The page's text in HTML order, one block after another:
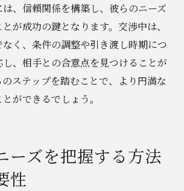
、信頼関係を構築し、彼らのニーズ
が成功の鍵となります。交渉中は、
く、条件の調整や引き渡し時期につ
、相手との合意点を見つけることが
ステップを踏むことで、より円満な
ができるでしょう。
ーズを把握する方法
性